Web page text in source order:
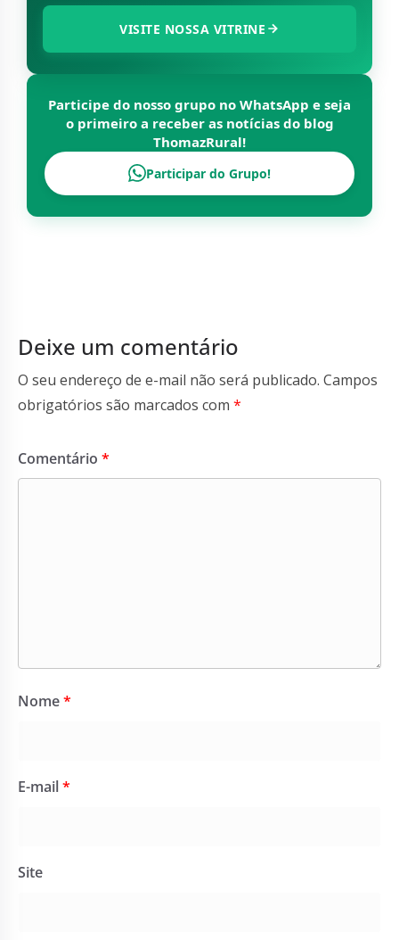
VISITE NOSSA VITRINE
Participe do nosso grupo no WhatsApp e seja
o primeiro a receber as notícias do blog
ThomazRural!
Participar do Grupo!
Deixe um comentário
O seu endereço de e-mail não será publicado. Campos
obrigatórios são marcados com *
Comentário *
Nome*
E-mail*
Site